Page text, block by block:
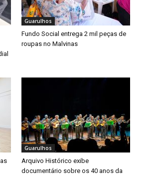
Guarulhos
Fundo Social entrega 2 mil peças de
roupas no Malvinas
Guarulhos
Arquivo Histórico exibe
documentário sobre os 40 anos da